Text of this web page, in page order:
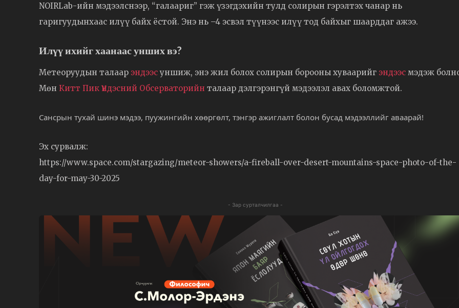
NOIRLab-ийн мэдээлснээр, “галаариг” гэж үзэгдэхийн тулд солирын гэрэлтэх чанар нь
гаригуудынхаас илүү байх ёстой. Энэ нь –4 эсвэл түүнээс илүү тод байхыг шаарддаг ажээ.
Илүү ихийг хаанаас унших вэ?
Метеоруудын талаар эндээсуншиж, энэ жил болох солирын борооны хуваарийг эндээс мэдэж
Мөн Китт Пик Үндэсний Обсерваторийн талаар дэлгэрэнгүй мэдээлэл авах боломжтой.
Сансрын тухай шинэ мэдээ, пуужингийн хөөргөлт, тэнгэр ажиглалт болон бусад мэдээллийг аваарай!
Эх сурвалж:
https://www.space.com/stargazing/meteor-showers/a-fireball-over-desert-mountains-space-photo-of-the-
day-for-may-30-2025
- Зар сурталчилгаа -